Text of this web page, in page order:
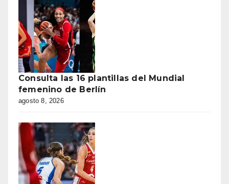
Consulta las 16 plantillas del Mundial
femenino de Berlín
agosto 8, 2026